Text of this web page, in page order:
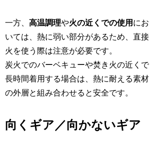
一方、高温調理や火の近くでの使用 にお
いては、熱に弱い部分があるため、直接
火を使う際は注意が必要です。
炭火でのバーベキューや焚き火の近くで
長時間着用する場合は、熱に耐える素材
の外層と組み合わせると安全です。
向くギア／向かないギア